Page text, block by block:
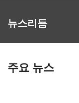
뉴스리듬
주요 뉴스